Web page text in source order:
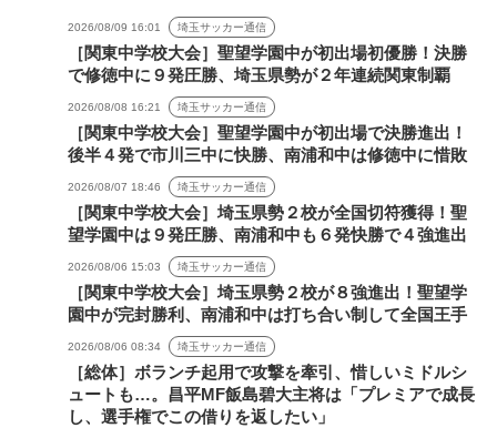
2026/08/09 16:01 埼玉サッカー通信
［関東中学校大会］聖望学園中が初出場初優勝！決勝
で修徳中に９発圧勝、埼玉県勢が２年連続関東制覇
2026/08/08 16:21 埼玉サッカー通信
［関東中学校大会］聖望学園中が初出場で決勝進出！
後半４発で市川三中に快勝、南浦和中は修徳中に惜敗
2026/08/07 18:46 埼玉サッカー通信
［関東中学校大会］埼玉県勢２校が全国切符獲得！聖
望学園中は９発圧勝、南浦和中も６発快勝で４強進出
2026/08/06 15:03 埼玉サッカー通信
［関東中学校大会］埼玉県勢２校が８強進出！聖望学
園中が完封勝利、南浦和中は打ち合い制して全国王手
2026/08/06 08:34 埼玉サッカー通信
［総体］ボランチ起用で攻撃を牽引、惜しいミドルシ
ュートも…。昌平MF飯島碧大主将は「プレミアで成長
し、選手権でこの借りを返したい」